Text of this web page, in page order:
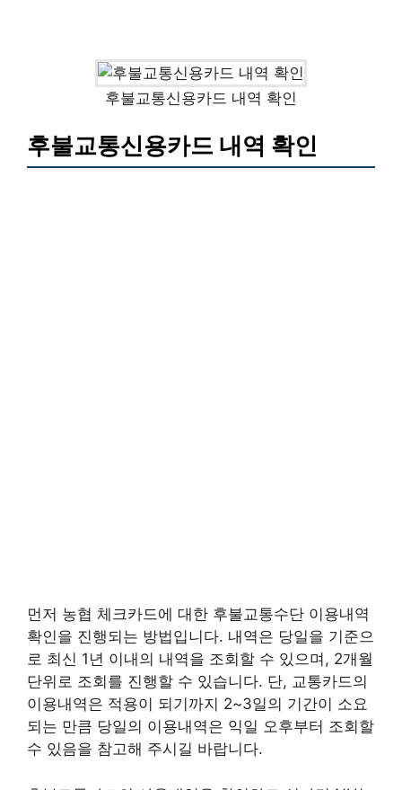
후불교통신용카드 내역 확인
후불교통신용카드 내역 확인
먼저 농협 체크카드에 대한 후불교통수단 이용내역
확인을 진행되는 방법입니다. 내역은 당일을 기준으
로 최신 1년 이내의 내역을 조회할 수 있으며, 2개월
단위로 조회를 진행할 수 있습니다. 단, 교통카드의
이용내역은 적용이 되기까지 2~3일의 기간이 소요
되는 만큼 당일의 이용내역은 익일 오후부터 조회할
수 있음을 참고해 주시길 바랍니다.